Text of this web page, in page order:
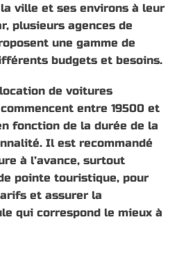
ville et ses environs à leur
plusieurs agences de
une gamme de
budgets et besoins.
de voitures
entre 19500 et
fonction de la durée de la
Il est recommandé
à l’avance, surtout
pointe touristique, pour
et assurer la
qui correspond le mieux à